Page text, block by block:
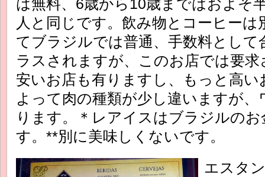
は無料、6歳から10歳まではおよそ
人と同じです。飲み物とコーヒー
てブラジルでは普通、手数料として
ラスされますが、このお店では要
安いお店も有りますし、もっと高
よって肉の種類が少し違いますが
ります。＊レアイスはブラジルの
す。**別に美味しくないです。
エスタ